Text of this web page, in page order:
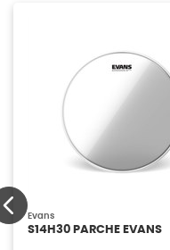
Evans
S14H30 PARCHE EVANS